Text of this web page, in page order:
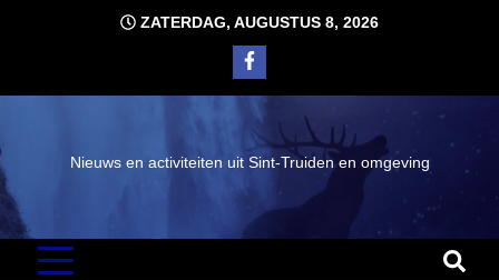
ZATERDAG, AUGUSTUS 8, 2026
Nieuws en activiteiten uit Sint-Truiden en omgeving